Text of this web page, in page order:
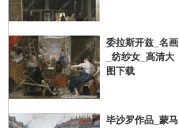
委拉斯开兹_名画
_纺纱女_高清大
图下载
毕沙罗作品_蒙马